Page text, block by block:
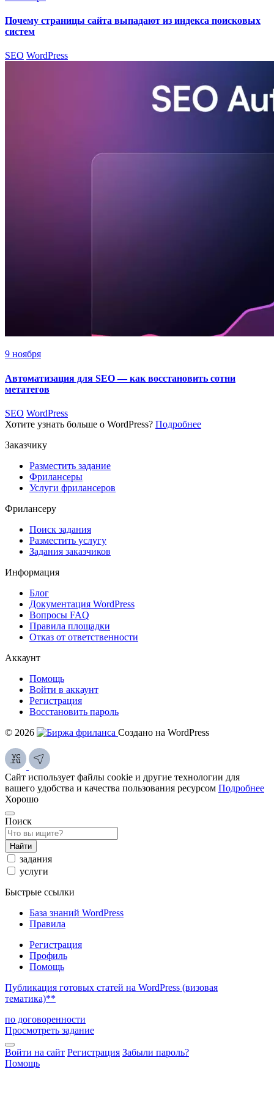
Почему страницы сайта выпадают из индекса поисковых
систем
SEO WordPress
9 ноября
Автоматизация для SEO — как восстановить сотни
метатегов
SEO WordPress
Хотите узнать больше о WordPress? Подробнее
Заказчику
Разместить задание
Фрилансеры
Услуги фрилансеров
Фрилансеру
Поиск задания
Разместить услугу
Задания заказчиков
Информация
Блог
Документация WordPress
Вопросы FAQ
Правила площадки
Отказ от ответственности
Аккаунт
Помощь
Войти в аккаунт
Регистрация
Восстановить пароль
© 2026
Создано на WordPress
Сайт использует файлы cookie и другие технологии для
вашего удобства и качества пользования ресурсом Подробнее
Хорошо
Поиск
Найти
задания
услуги
Быстрые ссылки
База знаний WordPress
Правила
Регистрация
Профиль
Помощь
Публикация готовых статей на WordPress (визовая
тематика)**
по договоренности
Просмотреть задание
Войти на сайт Регистрация Забыли пароль?
Помощь